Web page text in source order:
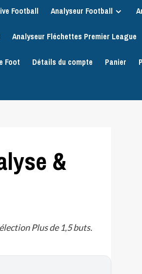
Football Analyseur Football
Analyseur Fléchettes Premier League
Foot Détails du compte Panier
&
Plus de 1,5 buts.